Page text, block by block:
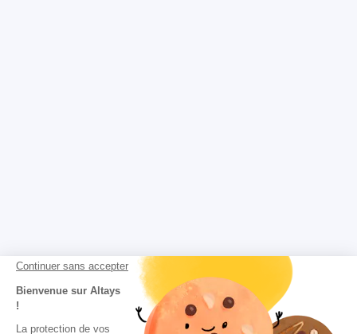
Continuer sans accepter
Bienvenue sur Altays
!
La protection de vos